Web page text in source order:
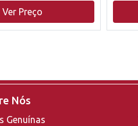
Ver Preço
Nós
Genuínas